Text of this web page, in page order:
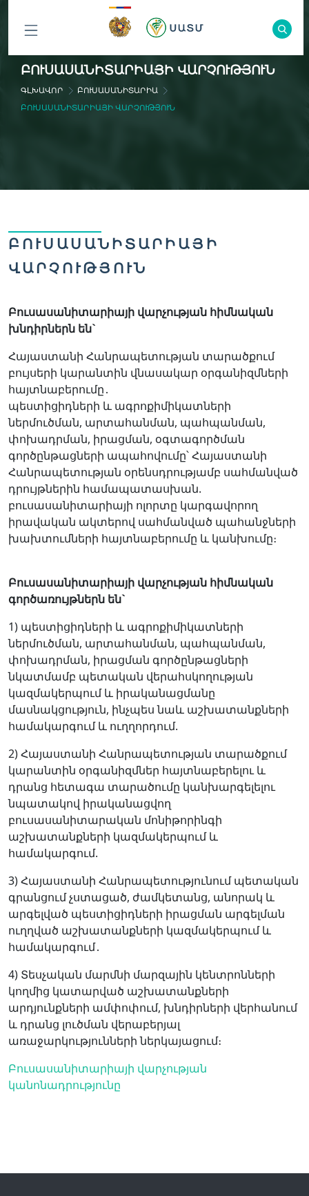
ԲՈԼՈՐ
ԲԱԺԻՆՆԵՐԸ
ԲՈՒՍԱՍԱՆԻՏԱՐԻԱՅԻ ՎԱՐՉՈՒԹՅՈՒՆ
ԳԼԽԱՎՈՐ
ԲՈՒՍԱՍԱՆԻՏԱՐԻԱ
ԲՈՒՍԱՍԱՆԻՏԱՐԻԱՅԻ ՎԱՐՉՈՒԹՅՈՒՆ
ԲՈՒՍԱՍԱՆԻՏԱՐԻԱՅԻ
ՎԱՐՉՈՒԹՅՈՒՆ
Բուսասանիտարիայի վարչության հիմնական
խնդիրներն են`
Հայաստանի Հանրապետության տարածքում
բույսերի կարանտին վնասակար օրգանիզմների
հայտնաբերումը․
պեստիցիդների և ագրոքիմիկատների
ներմուծման, արտահանման, պահպանման,
փոխադրման, իրացման, oգտագործման
գործընթացների ապահովումը՝ Հայաստանի
Հանրապետության օրենսդրությամբ սահմանված
դրույթներին համապատասխան.
բուսասանիտարիայի ոլորտը կարգավորող
իրավական ակտերով սահմանված պահանջների
խախտումների հայտնաբերումը և կանխումը։
Բուսասանիտարիայի վարչության հիմնական
գործառույթներն են`
1) պեստիցիդների և ագրոքիմիկատների
ներմուծման, արտահանման, պահպանման,
փոխադրման, իրացման գործընթացների
նկատմամբ պետական վերահսկողության
կազմակերպում և իրականացմանը
մասնակցություն, ինչպես նաև աշխատանքների
համակարգում և ուղղորդում.
2) Հայաստանի Հանրապետության տարածքում
կարանտին oրգանիզմներ հայտնաբերելու և
դրանց հետագա տարածումը կանխարգելելու
նպատակով իրականացվող
բուսասանիտարական մոնիթորինգի
աշխատանքների կազմակերպում և
համակարգում.
3) Հայաստանի Հանրապետությունում պետական
գրանցում չստացած, ժամկետանց, անորակ և
արգելված պեստիցիդների իրացման արգելման
ուղղված աշխատանքների կազմակերպում և
համակարգում․
4) Տեսչական մարմնի մարզային կենտրոնների
կողմից կատարված աշխատանքների
արդյունքների ամփոփում, խնդիրների վերհանում
և դրանց լուծման վերաբերյալ
առաջարկությունների ներկայացում։
Բուսասանիտարիայի վարչության
կանոնադրությունը